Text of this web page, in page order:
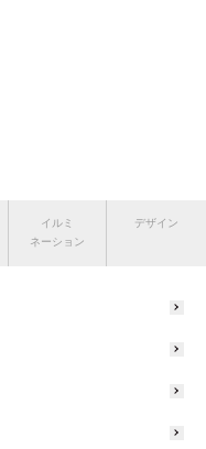
イルミ
ネーション
デザイン